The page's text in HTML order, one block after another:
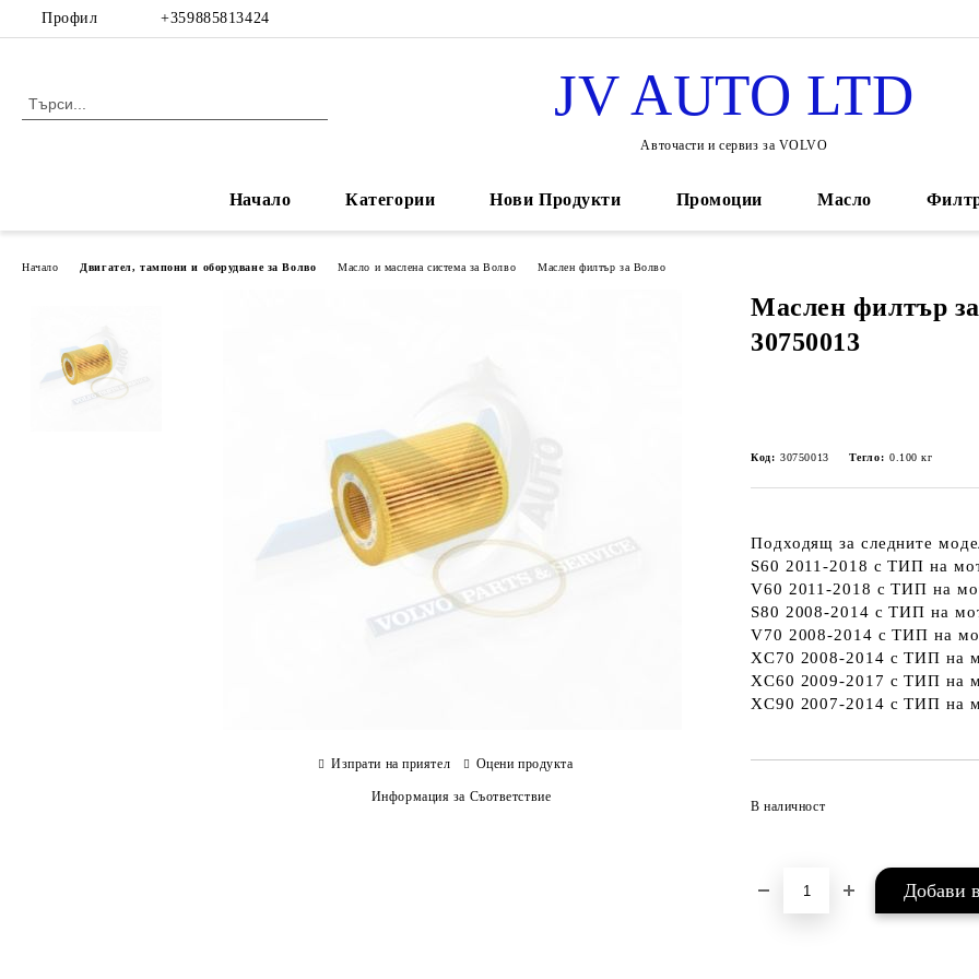
Профил +359885813424
JV AUTO LTD
Авточасти и сервиз за VOLVO
Начало Категории Нови Продукти Промоции Масло
Начало Двигател, тампони и оборудване за Волво Масло и маслена система за Волво Маслен филтър за Волво
Маслен филтър
30750013
Код: 30750013 Тегло: 0.100 кг
Подходящ за следните
S60 2011-2018 с ТИП на
V60 2011-2018 с ТИП на
S80 2008-2014 с ТИП на
V70 2008-2014 с ТИП на
XC70 2008-2014 с ТИП на
XC60 2009-2017 с ТИП на
XC90 2007-2014 с ТИП на
В наличност
Изпрати на приятел Оцени продукта
Информация за Съответствие